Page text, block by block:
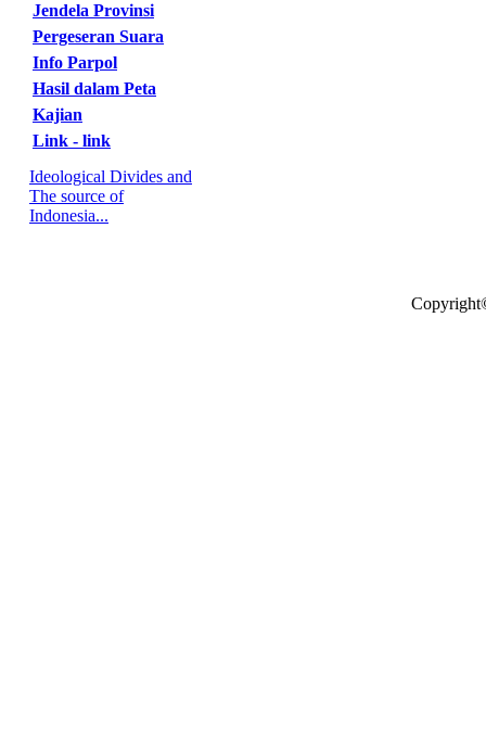
Jendela Provinsi
Pergeseran Suara
Info Parpol
Hasil dalam Peta
Kajian
Link - link
Ideological Divides and
The source of
Indonesia...